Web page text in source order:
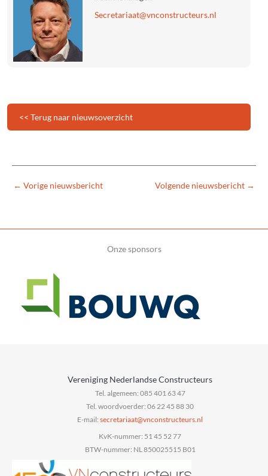
ln.sruetcurtsnocnv
@taairaterceS
<< Terug naar nieuwsoverzicht
← Vorige nieuwsbericht Volgende nieuwsbericht →
Onze sponsors
Vereniging Nederlandse Constructeurs
Tel. algemeen: 085 401 63 47
Tel. woordvoerder: 06 22 45 88 30
E-mail:
ln.sruetcurtsnocnv
@taairaterces
KvK-nummer: 51 45 52 77
BTW-nummer: NL 850025515 B01